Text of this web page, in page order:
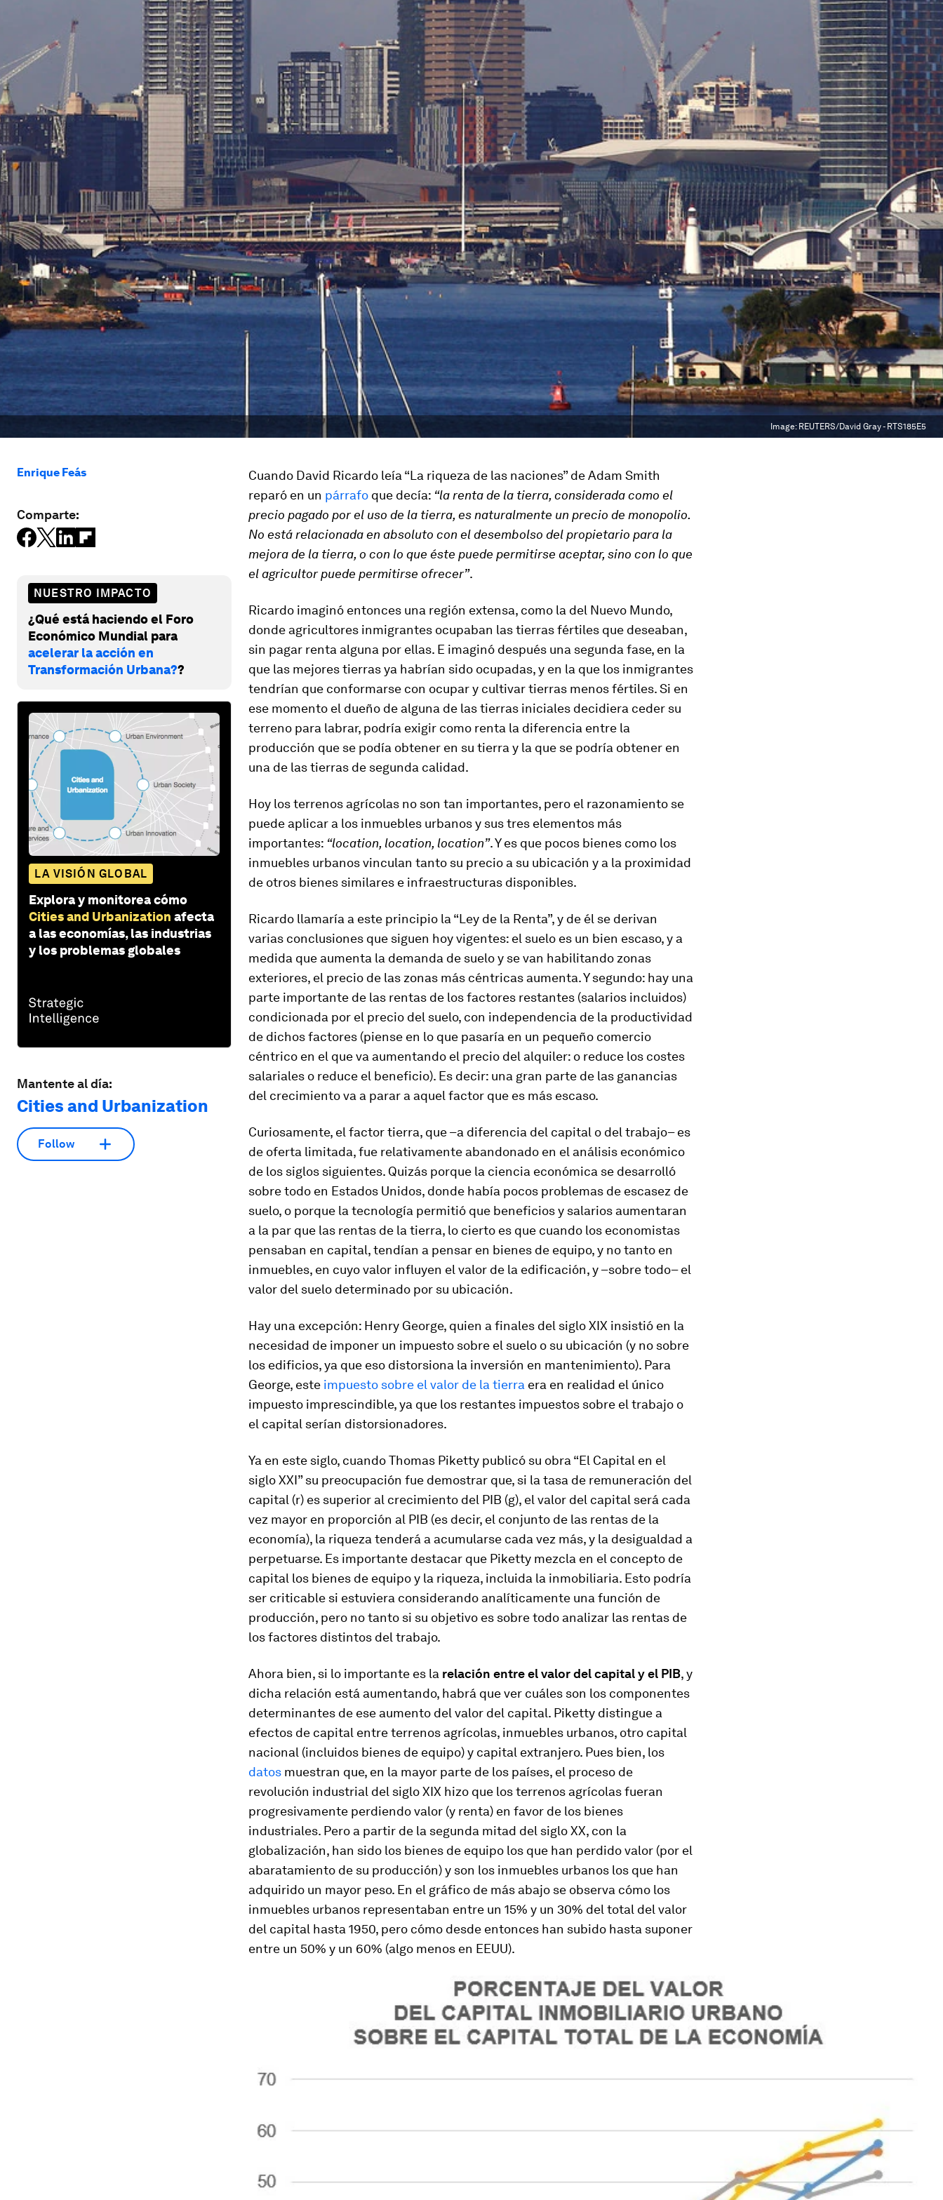
Image: REUTERS/David Gray - RTS185E5
Enrique Feás
Comparte:
NUESTRO IMPACTO
¿Qué está haciendo el Foro
Económico Mundial para
acelerar la acción en
Transformación Urbana??
LA VISIÓN GLOBAL
Explora y monitorea cómo
Cities and Urbanization afecta
a las economías, las industrias
y los problemas globales
Mantente al día:
Cities and Urbanization
Follow
Cuando David Ricardo leía “La riqueza de las naciones” de Adam Smith
reparó en un párrafo que decía: “la renta de la tierra, considerada como el
precio pagado por el uso de la tierra, es naturalmente un precio de monopolio.
No está relacionada en absoluto con el desembolso del propietario para la
mejora de la tierra, o con lo que éste puede permitirse aceptar, sino con lo que
el agricultor puede permitirse ofrecer”.
Ricardo imaginó entonces una región extensa, como la del Nuevo Mundo,
donde agricultores inmigrantes ocupaban las tierras fértiles que deseaban,
sin pagar renta alguna por ellas. E imaginó después una segunda fase, en la
que las mejores tierras ya habrían sido ocupadas, y en la que los inmigrantes
tendrían que conformarse con ocupar y cultivar tierras menos fértiles. Si en
ese momento el dueño de alguna de las tierras iniciales decidiera ceder su
terreno para labrar, podría exigir como renta la diferencia entre la
producción que se podía obtener en su tierra y la que se podría obtener en
una de las tierras de segunda calidad.
Hoy los terrenos agrícolas no son tan importantes, pero el razonamiento se
puede aplicar a los inmuebles urbanos y sus tres elementos más
importantes: “location, location, location”. Y es que pocos bienes como los
inmuebles urbanos vinculan tanto su precio a su ubicación y a la proximidad
de otros bienes similares e infraestructuras disponibles.
Ricardo llamaría a este principio la “Ley de la Renta”, y de él se derivan
varias conclusiones que siguen hoy vigentes: el suelo es un bien escaso, y a
medida que aumenta la demanda de suelo y se van habilitando zonas
exteriores, el precio de las zonas más céntricas aumenta. Y segundo: hay una
parte importante de las rentas de los factores restantes (salarios incluidos)
condicionada por el precio del suelo, con independencia de la productividad
de dichos factores (piense en lo que pasaría en un pequeño comercio
céntrico en el que va aumentando el precio del alquiler: o reduce los costes
salariales o reduce el beneficio). Es decir: una gran parte de las ganancias
del crecimiento va a parar a aquel factor que es más escaso.
Curiosamente, el factor tierra, que –a diferencia del capital o del trabajo– es
de oferta limitada, fue relativamente abandonado en el análisis económico
de los siglos siguientes. Quizás porque la ciencia económica se desarrolló
sobre todo en Estados Unidos, donde había pocos problemas de escasez de
suelo, o porque la tecnología permitió que beneficios y salarios aumentaran
a la par que las rentas de la tierra, lo cierto es que cuando los economistas
pensaban en capital, tendían a pensar en bienes de equipo, y no tanto en
inmuebles, en cuyo valor influyen el valor de la edificación, y –sobre todo– el
valor del suelo determinado por su ubicación.
Hay una excepción: Henry George, quien a finales del siglo XIX insistió en la
necesidad de imponer un impuesto sobre el suelo o su ubicación (y no sobre
los edificios, ya que eso distorsiona la inversión en mantenimiento). Para
George, este impuesto sobre el valor de la tierra era en realidad el único
impuesto imprescindible, ya que los restantes impuestos sobre el trabajo o
el capital serían distorsionadores.
Ya en este siglo, cuando Thomas Piketty publicó su obra “El Capital en el
siglo XXI” su preocupación fue demostrar que, si la tasa de remuneración del
capital (r) es superior al crecimiento del PIB (g), el valor del capital será cada
vez mayor en proporción al PIB (es decir, el conjunto de las rentas de la
economía), la riqueza tenderá a acumularse cada vez más, y la desigualdad a
perpetuarse. Es importante destacar que Piketty mezcla en el concepto de
capital los bienes de equipo y la riqueza, incluida la inmobiliaria. Esto podría
ser criticable si estuviera considerando analíticamente una función de
producción, pero no tanto si su objetivo es sobre todo analizar las rentas de
los factores distintos del trabajo.
Ahora bien, si lo importante es la relación entre el valor del capital y el PIB, y
dicha relación está aumentando, habrá que ver cuáles son los componentes
determinantes de ese aumento del valor del capital. Piketty distingue a
efectos de capital entre terrenos agrícolas, inmuebles urbanos, otro capital
nacional (incluidos bienes de equipo) y capital extranjero. Pues bien, los
datos muestran que, en la mayor parte de los países, el proceso de
revolución industrial del siglo XIX hizo que los terrenos agrícolas fueran
progresivamente perdiendo valor (y renta) en favor de los bienes
industriales. Pero a partir de la segunda mitad del siglo XX, con la
globalización, han sido los bienes de equipo los que han perdido valor (por el
abaratamiento de su producción) y son los inmuebles urbanos los que han
adquirido un mayor peso. En el gráfico de más abajo se observa cómo los
inmuebles urbanos representaban entre un 15% y un 30% del total del valor
del capital hasta 1950, pero cómo desde entonces han subido hasta suponer
entre un 50% y un 60% (algo menos en EEUU).